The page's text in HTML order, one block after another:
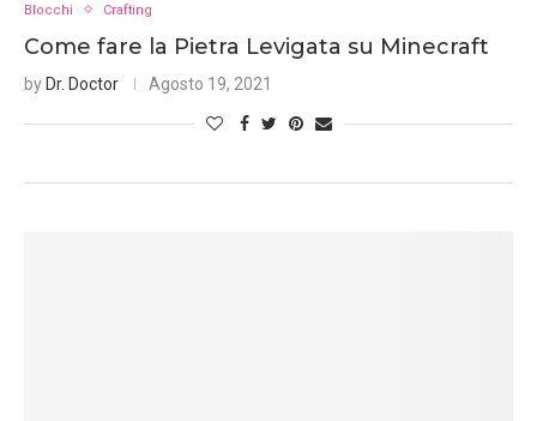
Blocchi Crafting
Come fare la Pietra Levigata su Minecraft
by Dr. Doctor Agosto 19, 2021